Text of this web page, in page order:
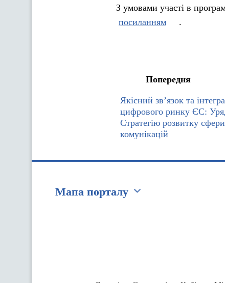
З умовами участі в
посиланням
.
Попередня
Якісний зв’язок та
цифрового ринку ЄС:
Стратегію розвитку
комунікацій
Мапа порталу